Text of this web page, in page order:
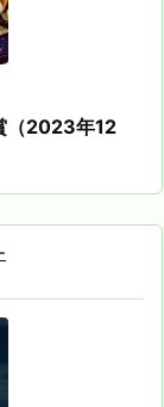
（2023年12